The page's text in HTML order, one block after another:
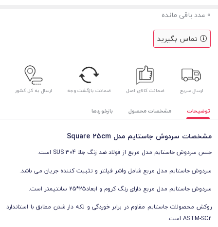
0 عدد باقی مانده
تماس بگیرید
ارسال سریع ضمانت کالای اصل ضمانت بازگشت وجه ارسال به کل کشور
توضیحات مشخصات محصول بازخوردها
مشخصات سردوش جاستایم مدل Square 25cm
جنس سردوش جاستایم مدل مربع از فولاد ضد زنگ جلا SUS 304 است.
سردوش جاستایم مدل مربع شامل واشر فیلتر و تثبیت کننده جریان می باشد.
سردوش جاستایم مدل مربع دارای رنگ کروم و ابعاد25*25 سانتیمتر است.
روکش محصولات جاستایم مقاوم در برابر خوردگی و لکه دار شدن مطابق با استاندارد
ASTM-SC2 است.